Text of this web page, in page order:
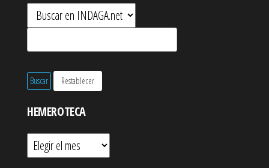
HEMEROTECA
Hemeroteca